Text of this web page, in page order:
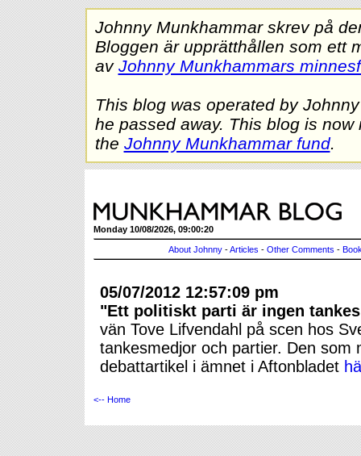
Johnny Munkhammar skrev på
Bloggen är upprätthållen som ett
av Johnny Munkhammars
This blog was operated by
he passed away. This blog is
the Johnny Munkhammar fund.
Monday 10/08/2026, 09:00:20
About Johnny -Articles - Other Comments -
05/07/2012 12:57:09 pm
"Ett politiskt parti är ingen
vän Tove Lifvendahl på scen hos
tankesmedjor och partier. Den som
debattartikel i ämnet i Aftonbladet
<-- Home